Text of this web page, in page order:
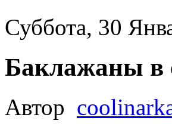
Суббота, 30
Баклажаны в
Автор